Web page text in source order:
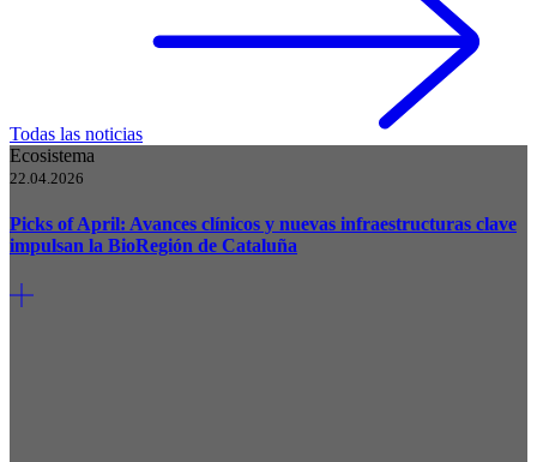
Todas las noticias
Ecosistema
22.04.2026
Picks of April: Avances clínicos y nuevas infraestructuras clave
impulsan la BioRegión de Cataluña